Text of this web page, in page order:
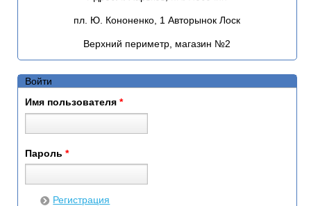
пл. Ю. Кононенко, 1 Авторынок Лоск
Верхний периметр, магазин №2
Войти
Имя пользователя *
Пароль *
Регистрация